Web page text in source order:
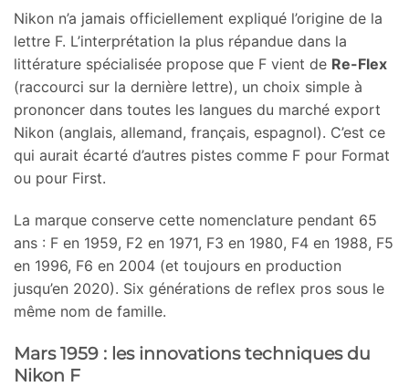
Nikon n’a jamais officiellement expliqué l’origine de la
lettre F. L’interprétation la plus répandue dans la
littérature spécialisée propose que F vient de Re-Flex
(raccourci sur la dernière lettre), un choix simple à
prononcer dans toutes les langues du marché export
Nikon (anglais, allemand, français, espagnol). C’est ce
qui aurait écarté d’autres pistes comme F pour Format
ou pour First.
La marque conserve cette nomenclature pendant 65
ans : F en 1959, F2 en 1971, F3 en 1980, F4 en 1988, F5
en 1996, F6 en 2004 (et toujours en production
jusqu’en 2020). Six générations de reflex pros sous le
même nom de famille.
Mars 1959 : les innovations techniques du
Nikon F